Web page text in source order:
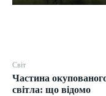
Світ
Частина
світла: що відомо